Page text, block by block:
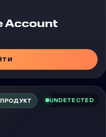
Account
UNDETECTED